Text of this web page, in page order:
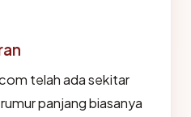
telah ada sekitar
panjang biasanya